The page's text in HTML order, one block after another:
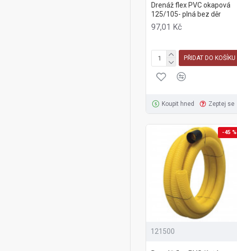
Drenáž flex PVC okapová
125/105- plná bez děr
97,01 Kč
PŘIDAT DO KOŠÍKU
Koupit hned Zeptej se
-45 %
121500